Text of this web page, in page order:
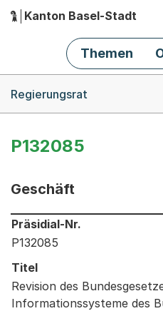
Hauptnavigation
Kanton Basel-Stadt
Themen
Regierungsrat
P132085
Geschäft
Informationen zum
Präsidial-Nr.
P132085
Titel
Revision des
Informationssysteme des